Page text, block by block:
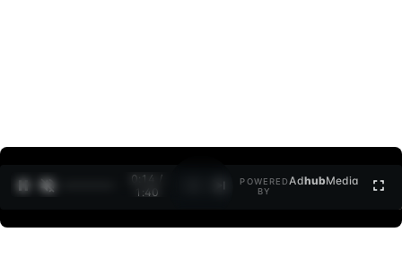
0:15 /
1:40
POWERED
BY
AdhubMedia